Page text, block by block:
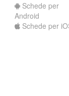
Schede per
Android
Schede per